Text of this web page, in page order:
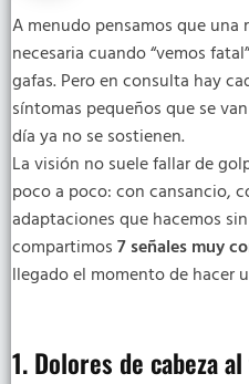
A menudo pensamos que una
necesaria cuando “vemos
gafas. Pero en consulta hay
síntomas pequeños que se
día ya no se sostienen.
La visión no suele fallar de
poco a poco: con cansancio,
adaptaciones que hacemos
compartimos7 señales muy
llegado el momento de hacer
1. Dolores de cabeza